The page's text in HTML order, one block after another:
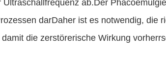
ab.Der
darDaher ist es notwendig, die
die zerstörerische Wirkung